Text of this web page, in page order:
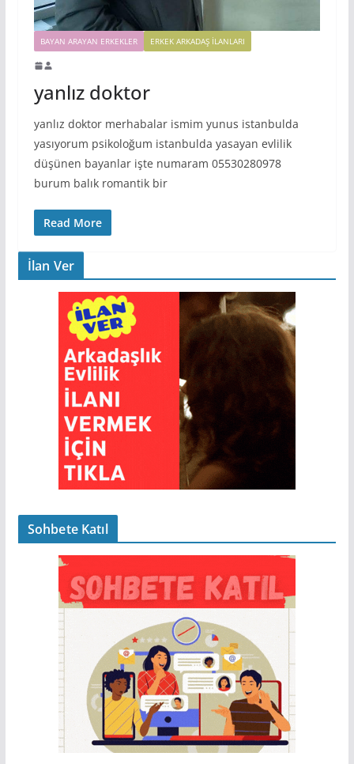
BAYAN ARAYAN ERKEKLER ERKEK ARKADAŞ ILANLARI
yanlız doktor
yanlız doktor merhabalar ismim yunus istanbulda
yasıyorum psikoloğum istanbulda yasayan evlilik
düşünen bayanlar işte numaram 05530280978
burum balık romantik bir
Read More
İlan Ver
Sohbete Katıl